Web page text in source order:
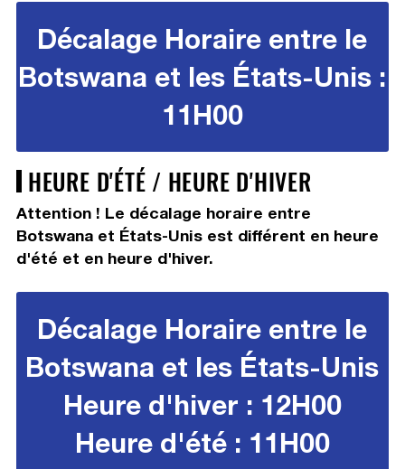
Décalage Horaire entre le
Botswana et les États-Unis :
11H00
HEURE D'ÉTÉ / HEURE D'HIVER
Attention ! Le décalage horaire entre
Botswana et États-Unis est différent en heure
d'été et en heure d'hiver.
Décalage Horaire entre le
Botswana et les États-Unis
Heure d'hiver : 12H00
Heure d'été : 11H00